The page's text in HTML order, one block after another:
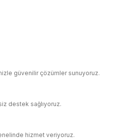
güvenilir çözümler sunuyoruz.
destek sağlıyoruz.
hizmet veriyoruz.